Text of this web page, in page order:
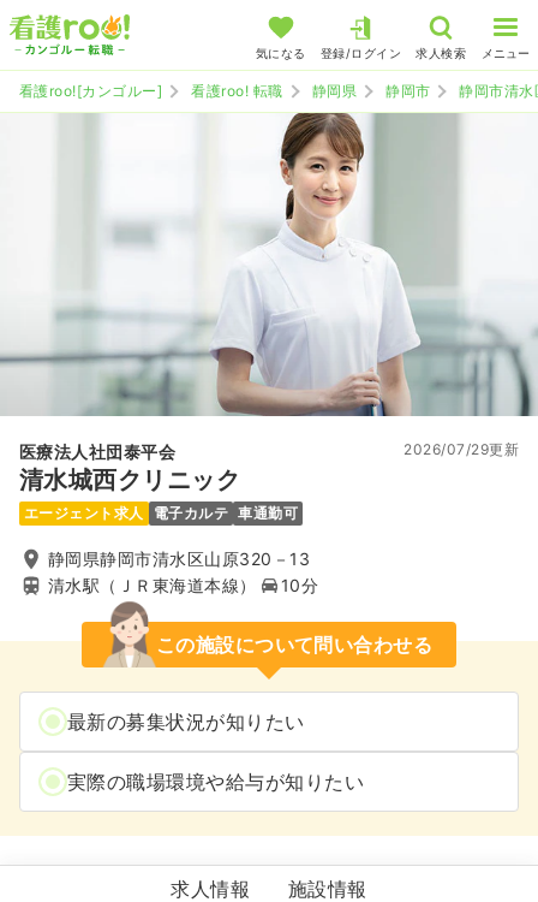
気になる 登録/ログイン 求人検索 メニュー
看護roo![カンゴルー] 看護roo! 転職 静岡県 静岡市 静岡市清水
医療法人社団泰平会
清水城西クリニック
2026/07/29更新
エージェント求人 電子カルテ 車通勤可
静岡県静岡市清水区山原320－13
清水駅（ＪＲ東海道本線）
10分
この施設について問い合わせる
最新の募集状況が知りたい
実際の職場環境や給与が知りたい
清水城西クリニック
求人情報 施設情報